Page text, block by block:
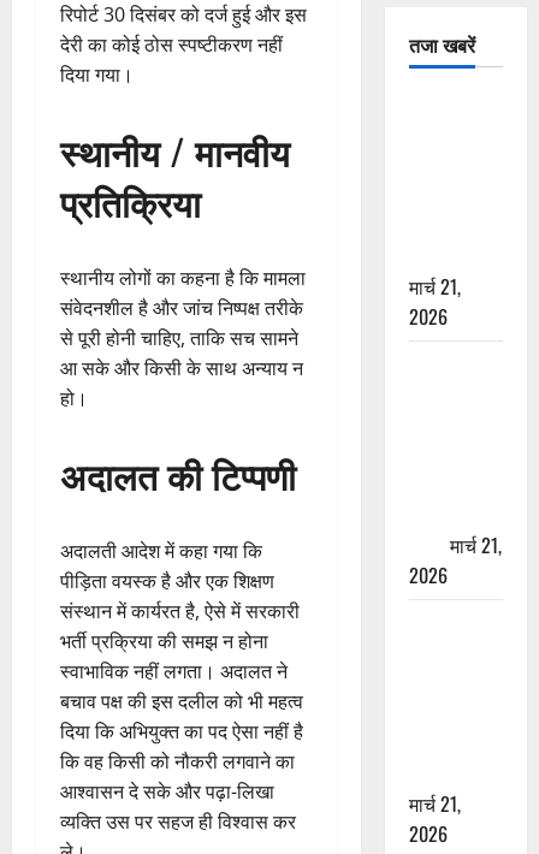
रिपोर्ट 30 दिसंबर को दर्ज हुई और इस
देरी का कोई ठोस स्पष्टीकरण नहीं
दिया गया।
स्थानीय / मानवीय
प्रतिक्रिया
स्थानीय लोगों का कहना है कि मामला
संवेदनशील है और जांच निष्पक्ष तरीके
से पूरी होनी चाहिए, ताकि सच सामने
आ सके और किसी के साथ अन्याय न
हो।
अदालत की टिप्पणी
अदालती आदेश में कहा गया कि
पीड़िता वयस्क है और एक शिक्षण
संस्थान में कार्यरत है, ऐसे में सरकारी
भर्ती प्रक्रिया की समझ न होना
स्वाभाविक नहीं लगता। अदालत ने
बचाव पक्ष की इस दलील को भी महत्व
दिया कि अभियुक्त का पद ऐसा नहीं है
कि वह किसी को नौकरी लगवाने का
आश्वासन दे सके और पढ़ा-लिखा
व्यक्ति उस पर सहज ही विश्वास कर
तजा खबरें
मार्च 21,
2026
मार्च 21,
2026
मार्च 21,
2026